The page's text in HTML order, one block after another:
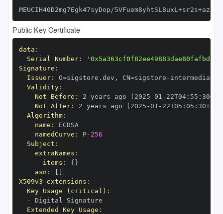
MEUCIH40D2mg7Egk47syDop/
Public Key Certificate
data :
Serial Number:
Signature :
Issuer: O=sigstore.dev , CN=sigstore -
Validity:
Not Before : 2 years ago (2025 -01 - 22T04: 55 : 30+00
Not After: 2 years ago (2025 -01 - 22T05 : 05 : 30+00
Algorithm:
name :
namedCurve : P- 256
Subject :
extraNames :
items : { }
asn :
X509v3 extensions :
Key Usage (critical) :
-
Extended Key Usage :